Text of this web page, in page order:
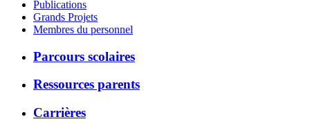
Publications
Grands Projets
Membres du personnel
Parcours scolaires
Ressources parents
Carrières